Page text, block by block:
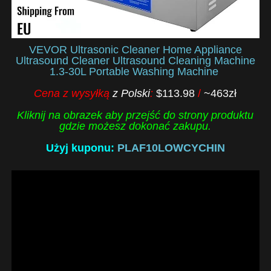
VEVOR Ultrasonic Cleaner Home Appliance
Ultrasound Cleaner Ultrasound Cleaning Machine
1.3-30L Portable Washing Machine
Cena z wysyłką z Polski:$113.98/~463zł
Kliknij na obrazek aby przejść do strony produktu
gdzie możesz dokonać zakupu.
Użyj kuponu: PLAF10LOWCYCHIN